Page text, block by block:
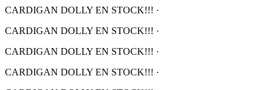
CARDIGAN DOLLY EN STOCK!!! ·
CARDIGAN DOLLY EN STOCK!!! ·
CARDIGAN DOLLY EN STOCK!!! ·
CARDIGAN DOLLY EN STOCK!!! ·